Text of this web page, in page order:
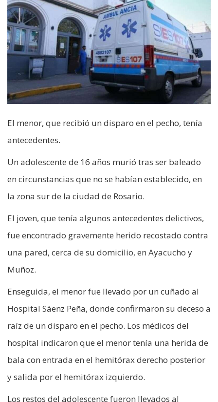
El menor, que recibió un disparo en el pecho, tenía
antecedentes.
Un adolescente de 16 años murió tras ser baleado
en circunstancias que no se habían establecido, en
la zona sur de la ciudad de Rosario.
El joven, que tenía algunos antecedentes delictivos,
fue encontrado gravemente herido recostado contra
una pared, cerca de su domicilio, en Ayacucho y
Muñoz.
Enseguida, el menor fue llevado por un cuñado al
Hospital Sáenz Peña, donde confirmaron su deceso a
raíz de un disparo en el pecho. Los médicos del
hospital indicaron que el menor tenía una herida de
bala con entrada en el hemitórax derecho posterior
y salida por el hemitórax izquierdo.
Los restos del adolescente fueron llevados al